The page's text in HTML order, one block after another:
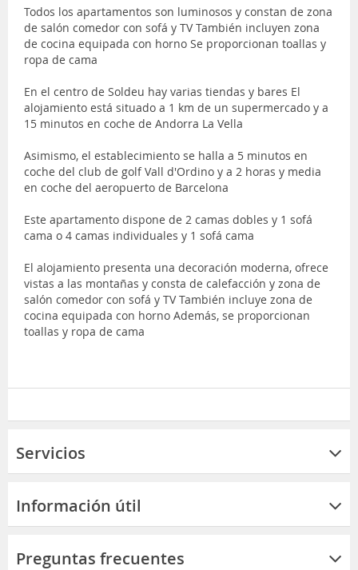
Todos los apartamentos son luminosos y constan de zona
de salón comedor con sofá y TV También incluyen zona
de cocina equipada con horno Se proporcionan toallas y
ropa de cama
En el centro de Soldeu hay varias tiendas y bares El
alojamiento está situado a 1 km de un supermercado y a
15 minutos en coche de Andorra La Vella
Asimismo, el establecimiento se halla a 5 minutos en
coche del club de golf Vall d'Ordino y a 2 horas y media
en coche del aeropuerto de Barcelona
Este apartamento dispone de 2 camas dobles y 1 sofá
cama o 4 camas individuales y 1 sofá cama
El alojamiento presenta una decoración moderna, ofrece
vistas a las montañas y consta de calefacción y zona de
salón comedor con sofá y TV También incluye zona de
cocina equipada con horno Además, se proporcionan
toallas y ropa de cama
Servicios
Información útil
Preguntas frecuentes